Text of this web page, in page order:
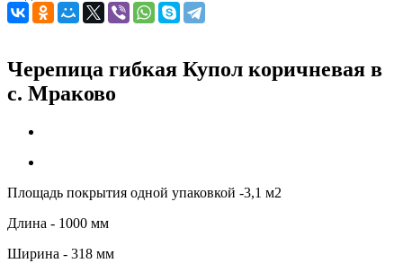
Черепица гибкая Купол коричневая в
c. Мраково
Площадь покрытия одной упаковкой -3,1 м2
Длина - 1000 мм
Ширина - 318 мм